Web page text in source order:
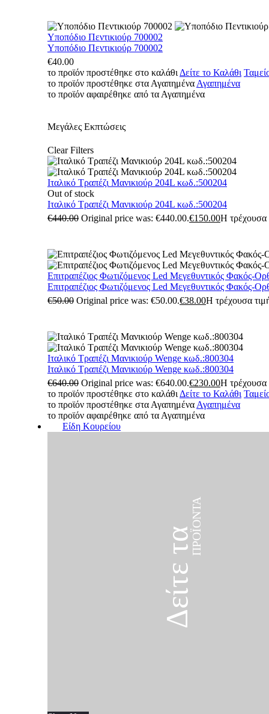
Υποπόδιο Πεντικιούρ 700002
Υποπόδιο Πεντικιούρ 700002
€40.00
το προϊόν προστέθηκε στο καλάθι Δείτε το Καλάθι
το προϊόν προστέθηκε στα Αγαπημένα Αγαπημένα
το προϊόν αφαιρέθηκε από τα Αγαπημένα
Μεγάλες Εκπτώσεις
Clear Filters
Ιταλικό Τραπέζι Μανικιούρ 204L κωδ.:500204
Out of stock
Ιταλικό Τραπέζι Μανικιούρ 204L κωδ.:500204
€440.00 Original price was: €440.00.€150.00Η τρέχουσα
Επιτραπέζιος Φωτιζόμενος Led Μεγεθυντικός Φακός-
Επιτραπέζιος Φωτιζόμενος Led Μεγεθυντικός Φακός-
€50.00 Original price was: €50.00.€38.00Η τρέχουσα
Ιταλικό Τραπέζι Μανικιούρ Wenge κωδ.:800304
Ιταλικό Τραπέζι Μανικιούρ Wenge κωδ.:800304
€640.00 Original price was: €640.00.€230.00Η τρέχουσα
το προϊόν προστέθηκε στο καλάθι Δείτε το Καλάθι
το προϊόν προστέθηκε στα Αγαπημένα Αγαπημένα
το προϊόν αφαιρέθηκε από τα Αγαπημένα
Είδη Κουρείου
Δείτε ταΠΡΟΪΌΝΤΑ